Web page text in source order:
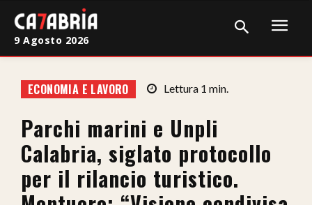
Cronaca
Giudiziaria
Politica
Sport
9 Agosto 2026
ECONOMIA E LAVORO Lettura 1 min.
Parchi marini e Unpli
Calabria, siglato protocollo
per il rilancio turistico.